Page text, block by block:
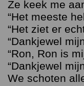
Ze keek me
“Het meeste
“Het ziet er
“Dankjewel
“Ron, Ron is
“Dankjewel
We schoten